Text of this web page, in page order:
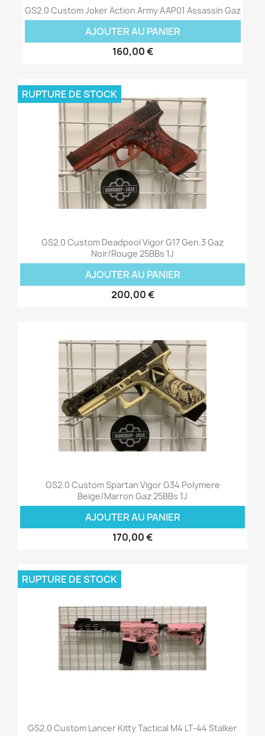
GS2.0 Custom Joker Action Army AAP01 Assassin Gaz
AJOUTER AU PANIER
160,00 €
GS2.0 Custom Deadpool Vigor G17 Gen.3 Gaz
Noir/Rouge 25BBs 1J
AJOUTER AU PANIER
200,00 €
RUPTURE DE STOCK
GS2.0 Custom Spartan Vigor G34 Polymere
Beige/Marron Gaz 25BBs 1J
AJOUTER AU PANIER
170,00 €
GS2.0 Custom Lancer Kitty Tactical M4 LT-44 Stalker
RUPTURE DE STOCK